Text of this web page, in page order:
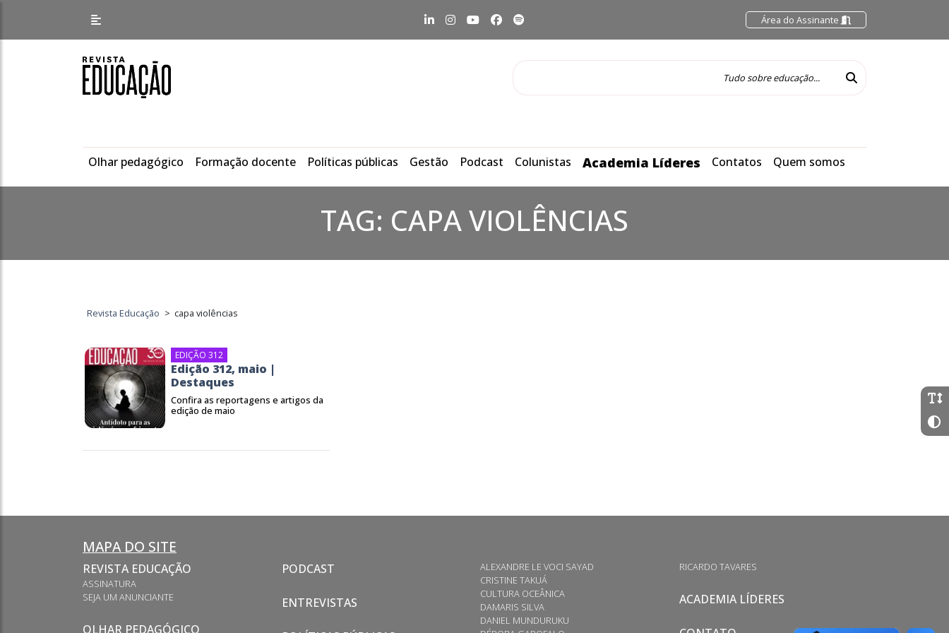
Área do Assinante
Olhar pedagógico Formação docente Políticas públicas Gestão Podcast Colunistas Academia Líderes Contatos Quem somos
TAG: CAPA VIOLÊNCIAS
Revista Educação > capa violências
EDIÇÃO 312
Edição 312, maio |
Destaques
Confira as reportagens e artigos da
edição de maio
MAPA DO SITE
REVISTA EDUCAÇÃO
ASSINATURA
SEJA UM ANUNCIANTE
OLHAR PEDAGÓGICO
PODCAST
ENTREVISTAS
ALEXANDRE LE VOCI SAYAD
CRISTINE TAKUÁ
CULTURA OCEÂNICA
DAMARIS SILVA
DANIEL MUNDURUKU
RICARDO TAVARES
ACADEMIA LÍDERES